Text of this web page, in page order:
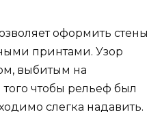
оформить стены
принтами. Узор
выбитым на
чтобы рельеф был
слегка надавить.